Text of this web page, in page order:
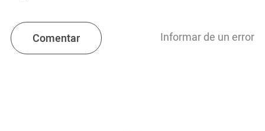
Comentar Informar de un error